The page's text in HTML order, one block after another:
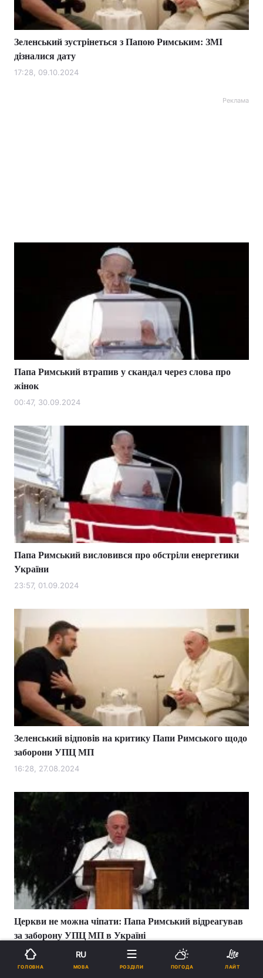
Зеленський зустрінеться з Папою Римським: ЗМІ
дізналися дату
17:28, 09.10.2024
Реклама
Папа Римський втрапив у скандал через слова про
жінок
00:47, 30.09.2024
Папа Римський висловився про обстріли енергетики
України
23:57, 01.09.2024
Зеленський відповів на критику Папи Римського щодо
заборони УПЦ МП
16:28, 27.08.2024
Церкви не можна чіпати: Папа Римський відреагував
за заборону УПЦ МП в Україні
15:39, 25.08.2024
ГОЛОВНА
RU
МОВА РОЗДІЛИ ПОГОДА ЛАЙТ